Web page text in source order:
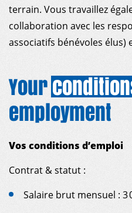
terrain. Vous travaillez
collaboration avec les
associatifs bénévoles élus)
Your
employment
Vos conditions d’emploi
Contrat & statut :
Salaire brut mensuel : 3